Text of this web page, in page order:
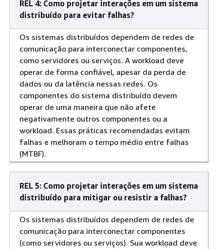
REL 4: Como projetar interações em um sistema
distribuído para evitar falhas?
Os sistemas distribuídos dependem de redes de
comunicação para interconectar componentes,
como servidores ou serviços. A workload deve
operar de forma confiável, apesar da perda de
dados ou da latência nessas redes. Os
componentes do sistema distribuído devem
operar de uma maneira que não afete
negativamente outros componentes ou a
workload. Essas práticas recomendadas evitam
falhas e melhoram o tempo médio entre falhas
(MTBF).
REL 5: Como projetar interações em um sistema
distribuído para mitigar ou resistir a falhas?
Os sistemas distribuídos dependem de redes de
comunicação para interconectar componentes
(como servidores ou serviços). Sua workload deve